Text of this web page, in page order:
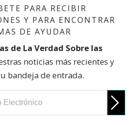
Fentanilo?
del Fentanilo
Una Epidemia
PARA RECIBIR
Y PARA ENCONTRAR
DE AYUDAR
de La Verdad Sobre las
noticias más recientes y
bandeja de entrada.